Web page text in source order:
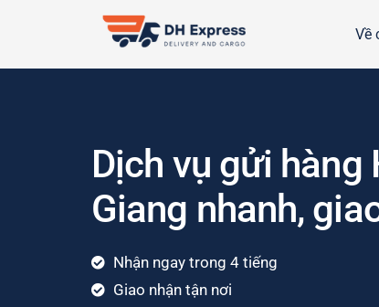
Về
Dịch vụ gửi hàng
Giang nhanh,
Nhận ngay trong 4 tiếng
Giao nhận tận nơi